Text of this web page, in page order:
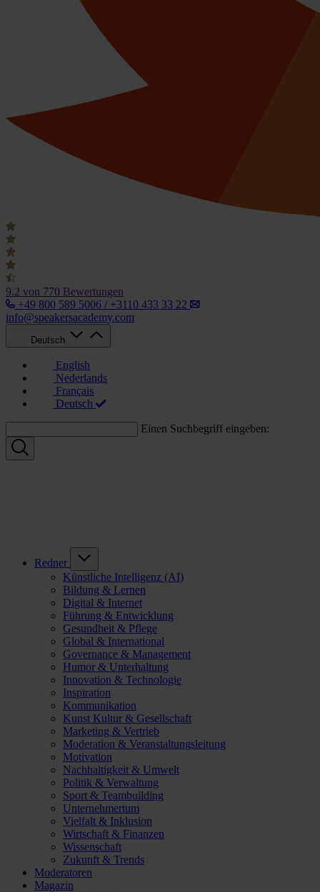
9.2 von 770 Bewertungen
+49 800 589 5006 / +3110 433 33 22
info@speakersacademy.com
Deutsch
English
Nederlands
Français
Deutsch
Einen Suchbegriff eingeben:
Redner
Künstliche Intelligenz (AI)
Bildung & Lernen
Digital & Internet
Führung & Entwicklung
Gesundheit & Pflege
Global & International
Governance & Management
Humor & Unterhaltung
Innovation & Technologie
Inspiration
Kommunikation
Kunst Kultur & Gesellschaft
Marketing & Vertrieb
Moderation & Veranstaltungsleitung
Motivation
Nachhaltigkeit & Umwelt
Politik & Verwaltung
Sport & Teambuilding
Unternehmertum
Vielfalt & Inklusion
Wirtschaft & Finanzen
Wissenschaft
Zukunft & Trends
Moderatoren
Magazin